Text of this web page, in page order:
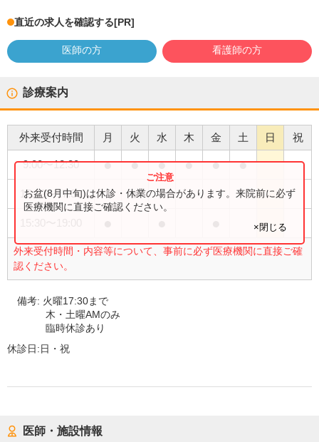
直近の求人を確認する[PR]
医師の方 看護師の方
診療案内
外来受付時間 月 火 水 木 金 土 日 祝
9:00〜12:30 ● ● ● ● ● ●
15:30〜17:30 ●
外来受付時間・内容等について、事前に必ず医療機関に直接ご確
認ください。
お盆(8月中旬)は休診・休業の場合があります。来院前に必ず
医療機関に直接ご確認ください。
×閉じる
備考: 火曜17:30まで
木・土曜AMのみ
臨時休診あり
休診日:日・祝
医師・施設情報